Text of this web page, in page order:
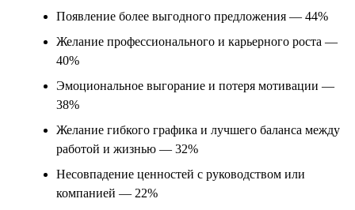
Появление более выгодного предложения — 44%
Желание профессионального и карьерного роста —
40%
Эмоциональное выгорание и потеря мотивации —
38%
Желание гибкого графика и лучшего баланса между
работой и жизнью — 32%
Несовпадение ценностей с руководством или
компанией — 22%